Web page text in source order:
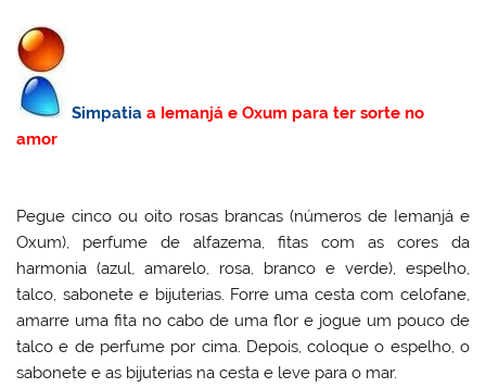
Simpatia a Iemanjá e Oxum para ter sorte no
amor
Pegue cinco ou oito rosas brancas (números de Iemanjá e
Oxum), perfume de alfazema, fitas com as cores da
harmonia (azul, amarelo, rosa, branco e verde), espelho,
talco, sabonete e bijuterias. Forre uma cesta com celofane,
amarre uma fita no cabo de uma flor e jogue um pouco de
talco e de perfume por cima. Depois, coloque o espelho, o
sabonete e as bijuterias na cesta e leve para o mar.